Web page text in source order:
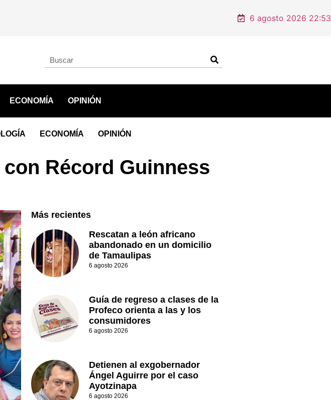
6 agosto 2026 22:53
ECONOMÍA OPINIÓN
ECONOMÍA OPINIÓN
Récord Guinness
Más recientes
Rescatan a león africano
abandonado en un domicilio
de Tamaulipas
6 agosto 2026
Guía de regreso a clases de la
Profeco orienta a las y los
consumidores
6 agosto 2026
Detienen al exgobernador
Ángel Aguirre por el caso
Ayotzinapa
6 agosto 2026